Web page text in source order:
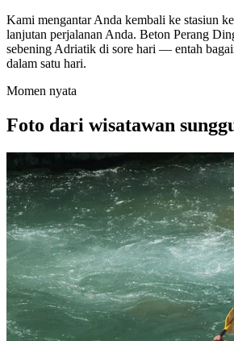
Kami mengantar Anda kembali ke stasiun
lanjutan perjalanan Anda. Beton Perang
sebening Adriatik di sore hari — entah
dalam satu hari.
Momen nyata
Foto dari wisatawan